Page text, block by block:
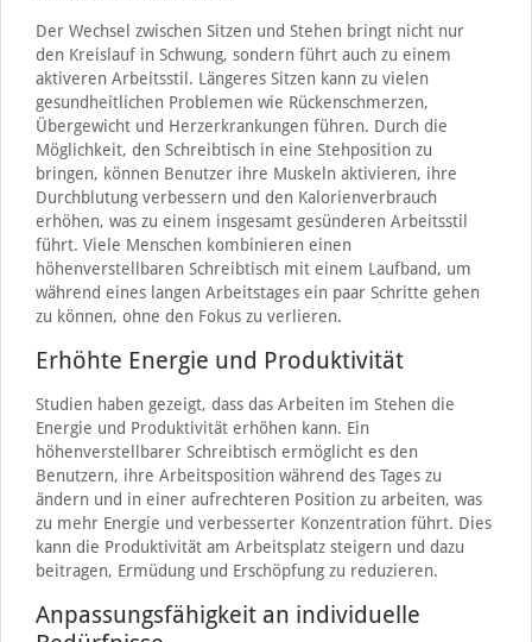
Der Wechsel zwischen Sitzen und Stehen bringt nicht nur
den Kreislauf in Schwung, sondern führt auch zu einem
aktiveren Arbeitsstil. Längeres Sitzen kann zu vielen
gesundheitlichen Problemen wie Rückenschmerzen,
Übergewicht und Herzerkrankungen führen. Durch die
Möglichkeit, den Schreibtisch in eine Stehposition zu
bringen, können Benutzer ihre Muskeln aktivieren, ihre
Durchblutung verbessern und den Kalorienverbrauch
erhöhen, was zu einem insgesamt gesünderen Arbeitsstil
führt. Viele Menschen kombinieren einen
höhenverstellbaren Schreibtisch mit einem Laufband, um
während eines langen Arbeitstages ein paar Schritte gehen
zu können, ohne den Fokus zu verlieren.
Erhöhte Energie und Produktivität
Studien haben gezeigt, dass das Arbeiten im Stehen die
Energie und Produktivität erhöhen kann. Ein
höhenverstellbarer Schreibtisch ermöglicht es den
Benutzern, ihre Arbeitsposition während des Tages zu
ändern und in einer aufrechteren Position zu arbeiten, was
zu mehr Energie und verbesserter Konzentration führt. Dies
kann die Produktivität am Arbeitsplatz steigern und dazu
beitragen, Ermüdung und Erschöpfung zu reduzieren.
Anpassungsfähigkeit an individuelle